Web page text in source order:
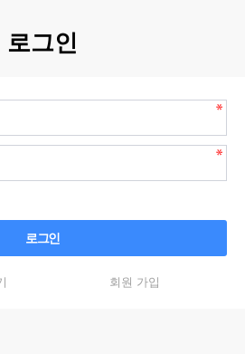
로그인
로그인
회원 가입